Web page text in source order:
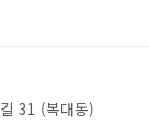
31 (복대동)